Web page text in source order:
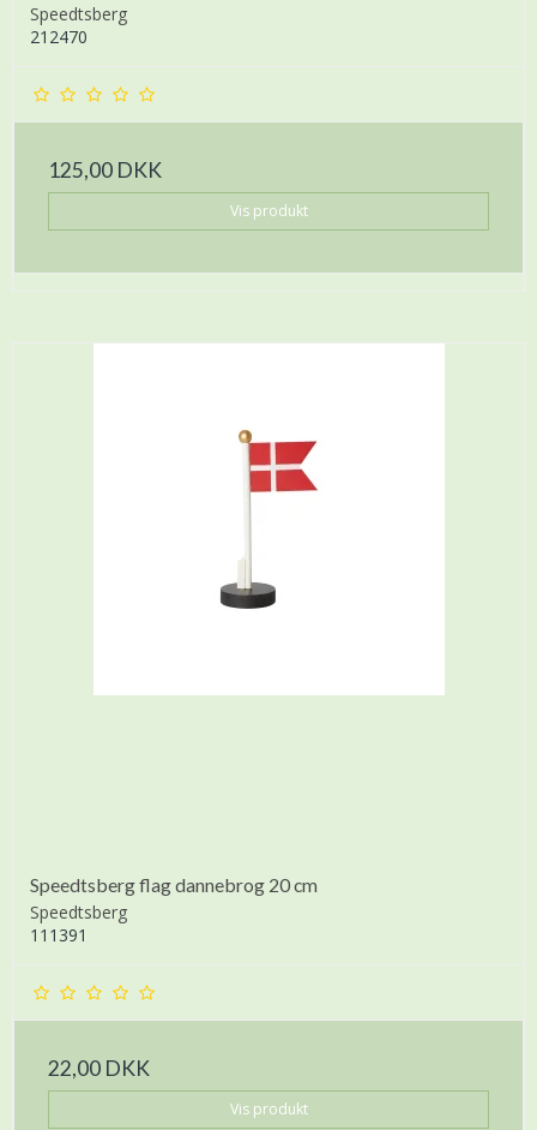
Speedtsberg
212470
125,00 DKK
Vis produkt
Speedtsberg flag dannebrog 20 cm
Speedtsberg
111391
22,00 DKK
Vis produkt